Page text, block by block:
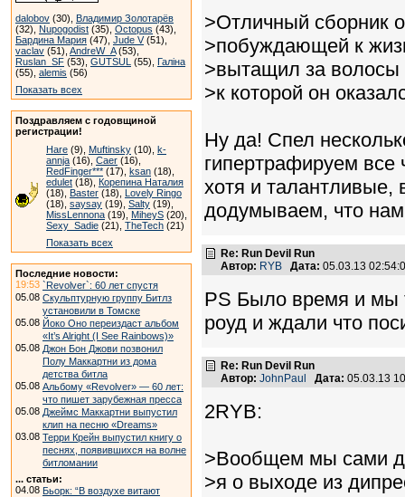
dalobov (30), Владимир Золотарёв
(32), Nupogodist (35), Octopus (43),
Бардина Мария (47), Jude V(51),
vaclav (51), AndreW_A(53),
Ruslan_SF (53), GUTSUL (55), Галіна
(55), alemis (56)
Показать всех
Поздравляем с годовщиной
регистрации!
Hare (9), Muftinsky (10), k-
annja (16), Caer (16),
RedFinger*** (17), ksan (18),
edulet (18), Корепина Наталия
(18), Baster (18), Lovely Ringo
(18), saysay (19), Salty (19),
MissLennona (19), MiheyS (20),
Sexy_Sadie (21), TheTech (21)
Показать всех
Последние новости:
19:53 `Revolver`: 60 лет спустя
05.08 Скульптурную группу Битлз
установили в Томске
05.08 Йоко Оно переиздаст альбом
«It’s Alright (I See Rainbows)»
05.08 Джон Бон Джови позвонил
Полу Маккартни из дома
детства битла
05.08 Альбому «Revolver» — 60 лет:
что пишет зарубежная пресса
05.08 Джеймс Маккартни выпустил
клип на песню «Dreams»
03.08 Терри Крейн выпустил книгу о
песнях, появившихся на волне
битломании
... статьи:
04.08 Бьорк: “В воздухе витают
>Отличный сборник
>побуждающей к
>вытащил за волосы
>к которой он
Ну да! Спел
гипертрафируем все
хотя и
додумываем, что
Re: Run Devil Run
Автор: RYB Дата: 05.03.13
PS Было время и мы
роуд и ждали что
Re: Run Devil Run
Автор: JohnPaul Дата: 05.03.13
2RYB:
>Вообщем мы сами
>я о выходе из